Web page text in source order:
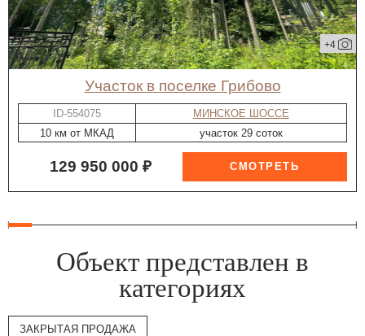
+4
участок в поселке Грибово
ID-554075
МИНСКОЕ ШОССЕ
10 км от МКАД
участок 29 соток
129 950 000 ₽
Объект представлен в
категориях
ЗАКРЫТАЯ ПРОДАЖА